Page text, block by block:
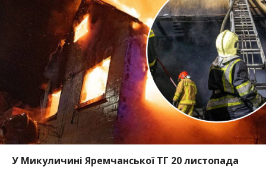
У Микуличині Яремчанської ТГ 20 листопада